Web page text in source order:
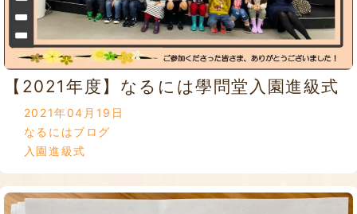
【2021年度】なるには學問堂入園進級式
2021年04月19日
なるにはブログ
入園進級式